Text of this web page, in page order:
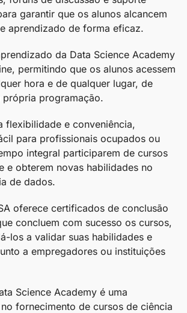
garantir que os alunos alcancem
aprendizado de forma eficaz.
da Data Science Academy
permitindo que os alunos acessem
hora e de qualquer lugar, de
programação.
flexibilidade e conveniência,
para profissionais ocupados ou
integral participarem de cursos
e obterem novas habilidades no
de dados.
oferece certificados de conclusão
concluem com sucesso os cursos,
los a validar suas habilidades e
a empregadores ou instituições
Science Academy é uma
fornecimento de cursos de ciência